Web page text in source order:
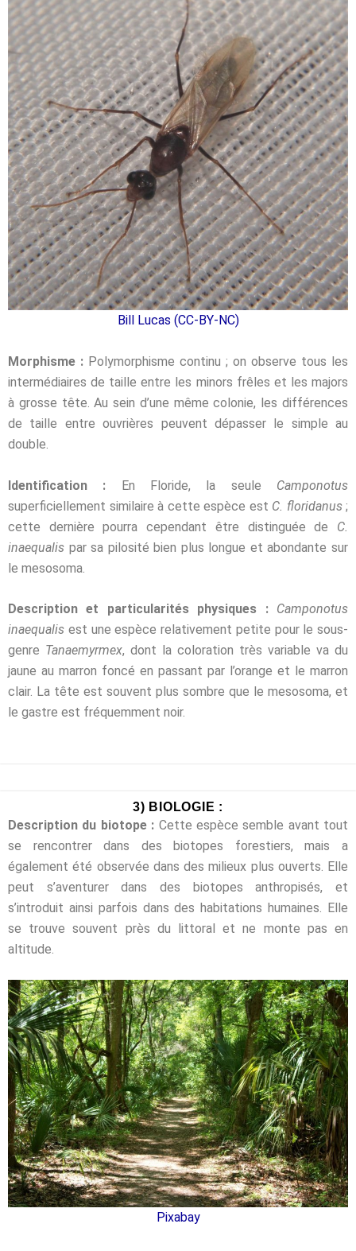
Bill Lucas (CC-BY-NC)
Morphisme : Polymorphisme continu ; on observe tous les
intermédiaires de taille entre les minors frêles et les majors
à grosse tête. Au sein d’une même colonie, les différences
de taille entre ouvrières peuvent dépasser le simple au
double.
Identification : En Floride, la seule Camponotus
superficiellement similaire à cette espèce est C. floridanus;
cette dernière pourra cependant être distinguée de C.
inaequalis par sa pilosité bien plus longue et abondante sur
le mesosoma.
Description et particularités physiques : Camponotus
inaequalis est uneespèce relativement petite pour le sous-
genre Tanaemyrmex, dont la coloration très variable va du
jaune au marron foncé en passant par l’orange et le marron
clair. La tête est souvent plus sombre que le mesosoma, et
le gastre est fréquemment noir.
3) BIOLOGIE :
Description du biotope : Cette espèce semble avant tout
se rencontrer dans des biotopes forestiers, mais a
également été observée dans des milieux plus ouverts. Elle
peut s’aventurer dans des biotopes anthropisés, et
s’introduit ainsi parfois dans des habitations humaines. Elle
se trouve souvent près du littoral et ne monte pas en
altitude.
Pixabay